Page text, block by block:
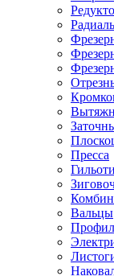
Пресса
Вальцы